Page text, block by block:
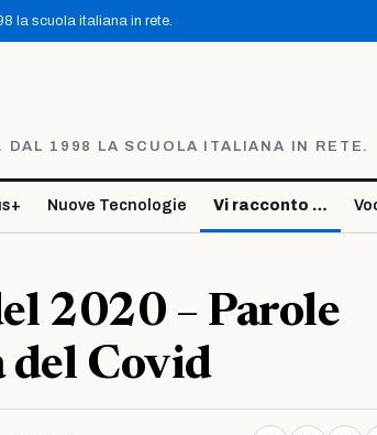
la scuola italiana in rete.
DAL 1998 LA SCUOLA ITALIANA IN RETE.
Nuove Tecnologie Vi racconto …
2020 – Parole
del Covid